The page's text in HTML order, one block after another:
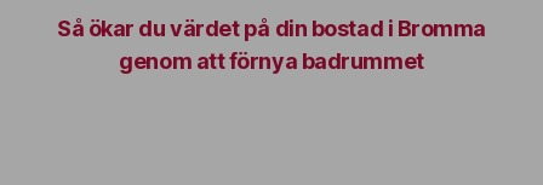
Så ökar du värdet på din bostad i Bromma
genom att förnya badrummet